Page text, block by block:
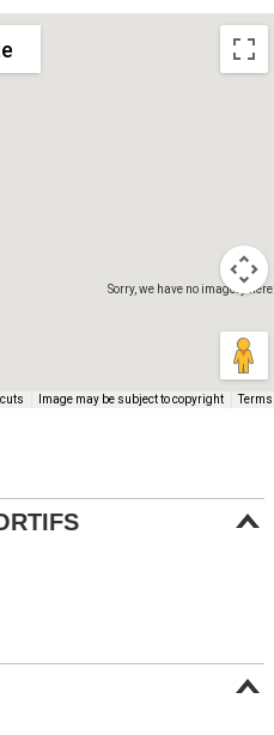
Sorry, we have no imagery
Image may be subject to copyright Terms